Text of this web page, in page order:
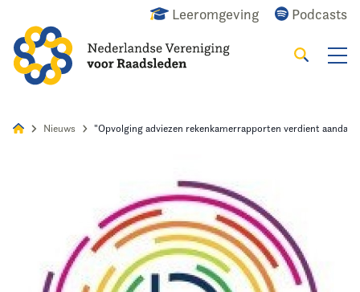
Leeromgeving Podcasts
Zoeken
Nieuws
Nieuws "Opvolging adviezen rekenkamerrapporten verdient